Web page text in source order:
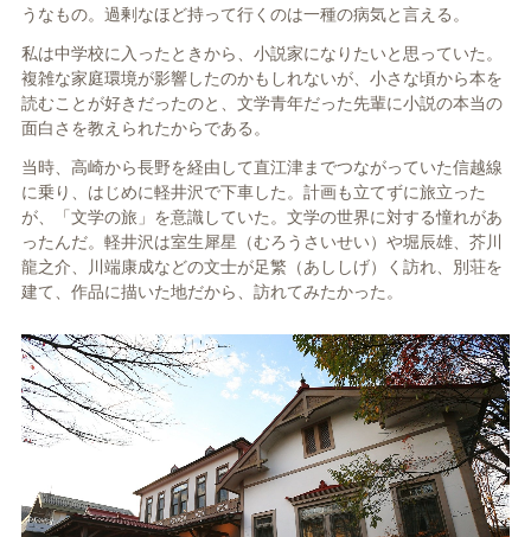
うなもの。過剰なほど持って行くのは一種の病気と言える。
私は中学校に入ったときから、小説家になりたいと思っていた。
複雑な家庭環境が影響したのかもしれないが、小さな頃から本を
読むことが好きだったのと、文学青年だった先輩に小説の本当の
面白さを教えられたからである。
当時、高崎から長野を経由して直江津までつながっていた信越線
に乗り、はじめに軽井沢で下車した。計画も立てずに旅立った
が、「文学の旅」を意識していた。文学の世界に対する憧れがあ
ったんだ。軽井沢は室生犀星（むろうさいせい）や堀辰雄、芥川
龍之介、川端康成などの文士が足繁（あししげ）く訪れ、別荘を
建て、作品に描いた地だから、訪れてみたかった。